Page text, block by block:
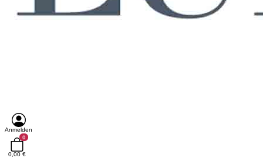
Anmelden
0
0,00 €